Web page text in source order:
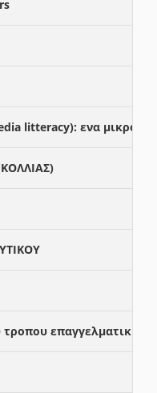
litteracy): ενα μικρο
επαγγελματικης